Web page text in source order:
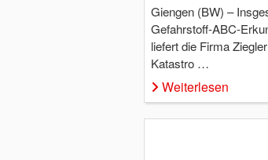
Giengen (BW) –
Gefahrstoff-ABC-
liefert die Firma
Katastro …
Weiterlesen